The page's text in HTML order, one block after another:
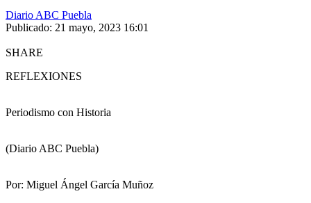
Diario ABC Puebla
Publicado: 21 mayo, 2023 16:01
SHARE
REFLEXIONES
Periodismo con Historia
(Diario ABC Puebla)
Por: Miguel Ángel García Muñoz